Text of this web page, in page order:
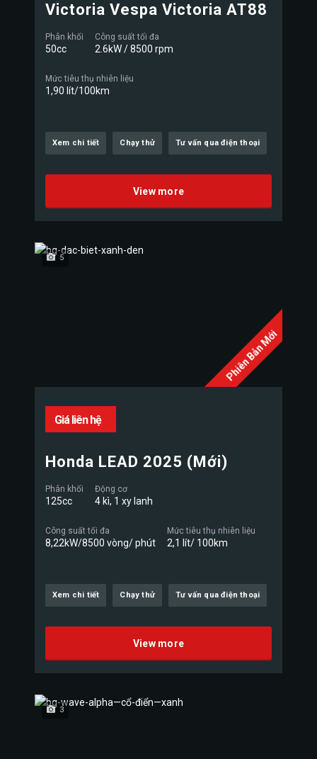
Victoria Vespa Victoria AT88
Phân khối
50cc
Công suất tối đa
2.6kW / 8500 rpm
Mức tiêu thụ nhiên liệu
1,90 lít/100km
Xem chi tiết Chạy thử Tư vấn qua điện thoại
View more
Phiên Bản Mới
5
Giá liên hệ
Honda LEAD 2025 (Mới)
Phân khối
125cc
Động cơ
4 kì, 1 xy lanh
Công suất tối đa
8,22kW/8500 vòng/ phút
Mức tiêu thụ nhiên liệu
2,1 lít/ 100km
Xem chi tiết Chạy thử Tư vấn qua điện thoại
View more
3